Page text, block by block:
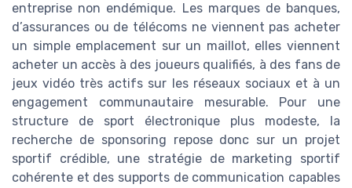
entreprise non endémique. Les marques de banques,
d’assurances ou de télécoms ne viennent pas acheter
un simple emplacement sur un maillot, elles viennent
acheter un accès à des joueurs qualifiés, à des fans de
jeux vidéo très actifs sur les réseaux sociaux et à un
engagement communautaire mesurable. Pour une
structure de sport électronique plus modeste, la
recherche de sponsoring repose donc sur un projet
sportif crédible, une stratégie de marketing sportif
cohérente et des supports de communication capables